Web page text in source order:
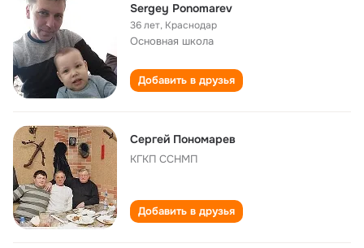
Sergey Ponomarev
36 лет, Краснодар
Основная школа
Добавить в друзья
Сергей Пономарев
КГКП ССНМП
Добавить в друзья